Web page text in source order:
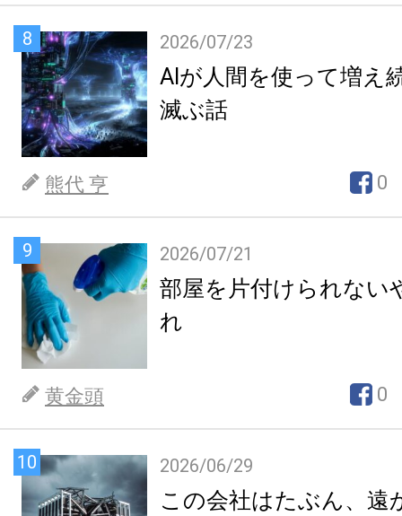
8 2026/07/23
AIが人間を使って増え
滅ぶ話
熊代 亨 0
9 2026/07/21
部屋を片付けられない
れ
黄金頭 0
10 2026/06/29
この会社はたぶん、遠